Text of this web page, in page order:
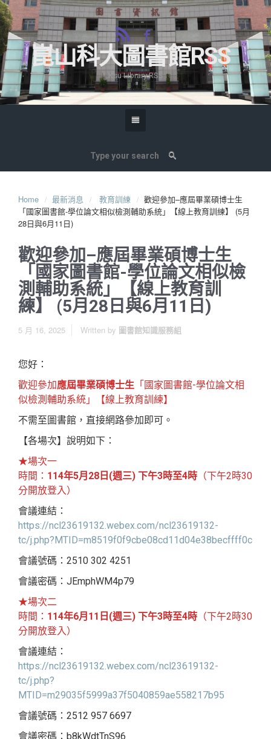
崑山科大圖書館RSS
Ksu Library RSS
Home 最新消息 教育訓練
歡迎參加–應屆畢業碩博士生
「國家圖書館-學位論文相似檢測輔助系統」【線上教育訓練】 (5月
28日與6月11日)
歡迎參加–應屆畢業碩博士生
「國家圖書館-學位論文相似檢
測輔助系統」【線上教育訓
練】 (5月28日與6月11日)
5 月 16, 2025 Written by 圖書館知識服務組
您好：
歡迎參加應屆畢業碩博士生 「國家圖書館-學位論文相
似檢測輔助系統」【線上教育訓練】
不需至圖書館，直接網路參加即可。
【各場次】說明如下：
★場次一
時間： 114年5月28日(週三) 下午3時至4時 （下午2時30
分開放登入）
會議連結：
https://ncl23619132.webex.com/ncl23619132-
tc/j.php?MTID=m8519f0f9cbe08cd11d04e38becffff0c
會議號碼：2510 302 4251
會議密碼：JEmphWM4p79
★場次二
時間： 114年6月11日(週三) 下午3時至4時 （下午2時30
分開放登入）
會議連結：
https://ncl23619132.webex.com/ncl23619132-
tc/j.php?
MTID=m29035f5999a37f5040859ae558217b95
會議號碼：2512 957 6697
會議密碼：b8kWdtTnS96